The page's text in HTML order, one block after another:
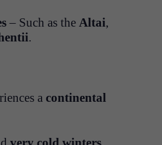
– Such as the Altai,
.
a continental